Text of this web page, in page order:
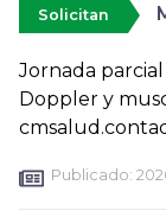
Solicitan
Jornada
Doppler y
Publicado: